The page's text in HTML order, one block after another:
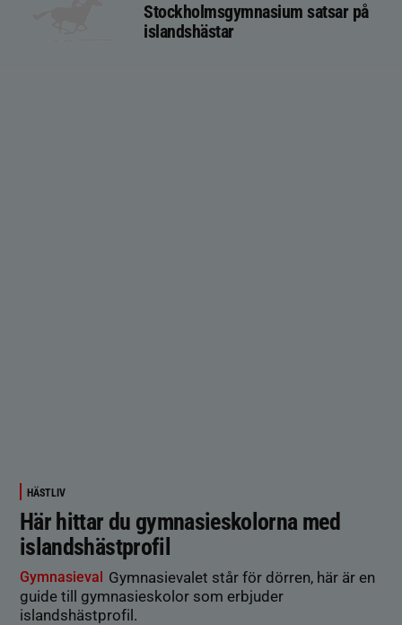
Stockholmsgymnasium satsar på
islandshästar
HÄSTLIV
Här hittar du gymnasieskolorna med
islandshästprofil
Gymnasieval Gymnasievalet står för dörren, här är en
guide till gymnasieskolor som erbjuder
islandshästprofil.